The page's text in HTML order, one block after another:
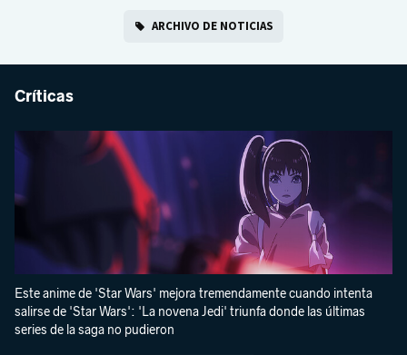
ARCHIVO DE NOTICIAS
Críticas
Este anime de 'Star Wars' mejora tremendamente cuando intenta
salirse de 'Star Wars': 'La novena Jedi' triunfa donde las últimas
series de la saga no pudieron